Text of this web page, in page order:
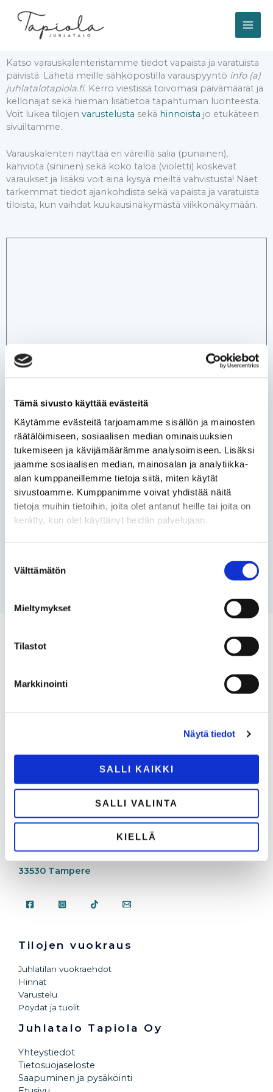
Tämä sivusto käyttää evästeitä
Käytämme evästeitä tarjoamamme sisällön ja mainosten
räätälöimiseen, sosiaalisen median ominaisuuksien
tukemiseen ja kävijämäärämme analysoimiseen. Lisäksi
jaamme sosiaalisen median, mainosalan ja analytiikka-
alan kumppaneillemme tietoja siitä, miten käytät
sivustoamme. Kumppanimme voivat yhdistää näitä
tietoja muihin tietoihin, joita olet antanut heille tai joita on
kerätty, kun olet käyttänyt heidän palvelujaan.
valinta
Välttämätön
Mieltymykset
Tilastot
Markkinointi
Näytä tiedot
SALLI KAIKKI
SALLI VALINTA
KIELLÄ
sisältöön
Katso varauskalenteristamme tiedot vapaista ja varatuista
päivistä. Lähetä meille sähköpostilla varauspyyntö info (a)
juhlatalotapiola.fi. Kerro viestissä toivomasi päivämäärät ja
kellonajat sekä hieman lisätietoa tapahtuman luonteesta.
Voit lukea tilojen varustelusta sekä hinnoista jo etukäteen
sivuiltamme.
Varauskalenteri näyttää eri väreillä salia (punainen),
kahviota (sininen) sekä koko taloa (violetti) koskevat
varaukset ja lisäksi voit aina kysyä meiltä vahvistusta! Näet
tarkemmat tiedot ajankohdista sekä vapaista ja varatuista
tiloista, kun vaihdat kuukausinäkymästä viikkonäkymään.
33530 Tampere
Tilojen vuokraus
Juhlatilan vuokraehdot
Hinnat
Varustelu
Pöydät ja tuolit
Juhlatalo Tapiola Oy
Yhteystiedot
Tietosuojaseloste
Saapuminen ja pysäköinti